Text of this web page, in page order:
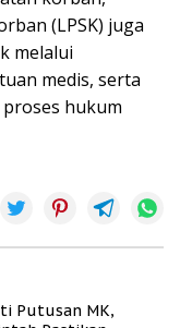
(LPSK) juga
melalui
medis, serta
hukum
Putusan MK,